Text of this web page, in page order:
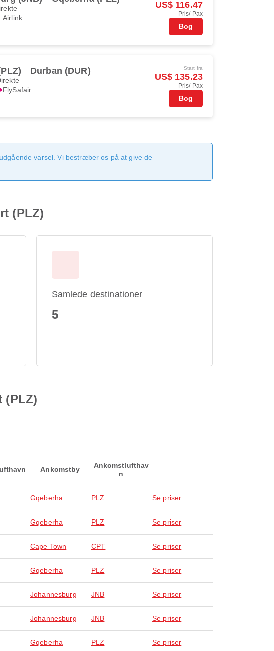
Airlink
US$ 116.47
Pris/ Pax
Bog
Durban (DUR)
FlySafair
Start fra
US$ 135.23
Pris/ Pax
Bog
varsel. Vi bestræber os på at give de
(PLZ)
Samlede destinationer
5
(PLZ)
Ankomstby
Ankomstlufthav
n
Gqeberha PLZ Se priser
Gqeberha PLZ Se priser
Cape Town CPT Se priser
Gqeberha PLZ Se priser
Johannesburg JNB Se priser
Johannesburg JNB Se priser
Gqeberha PLZ Se priser